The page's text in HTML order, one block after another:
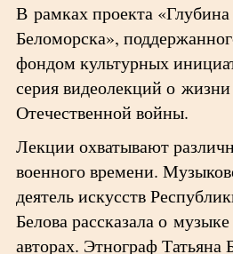
В рамках проекта
Беломорска»,
фондом культурных
серия видеолекций о
Отечественной войны.
Лекции охватывают
военного времени.
деятель искусств
Белова рассказала о
авторах. Этнограф Татьяна